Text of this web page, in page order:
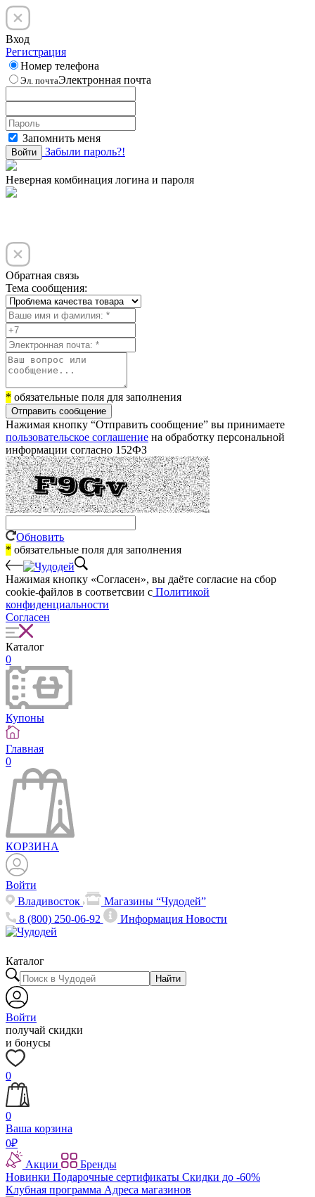
Вход
Регистрация
Номер телефона
Эл. почтаЭлектронная почта
Запомнить меня
Войти Забыли пароль?!
Неверная комбинация логина и пароля
Обратная связь
Тема сообщения:
* обязательные поля для заполнения
Отправить сообщение
Нажимая кнопку “Отправить сообщение” вы принимаете
пользовательское соглашение на обработку персональной
информации согласно 152ФЗ
Обновить
* обязательные поля для заполнения
Нажимая кнопку «Согласен», вы даёте cогласие на сбор
cookie-файлов в соответсвии с Политикой
конфиденциальности
Согласен
Каталог
0
Купоны
Главная
0
КОРЗИНА
Войти
Владивосток
Магазины “Чудодей”
8 (800) 250-06-92
ИнформацияНовости
Каталог
Найти
Войти
получай скидки
и бонусы
0
0
Ваша корзина
0₽
Акции
Бренды
Новинки Подарочные сертификаты Скидки до -60%
Клубная программа Адреса магазинов